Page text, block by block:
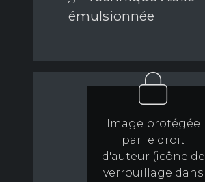
émulsionnée
Image protégée
par le droit
d'auteur (icône de
verrouillage dans